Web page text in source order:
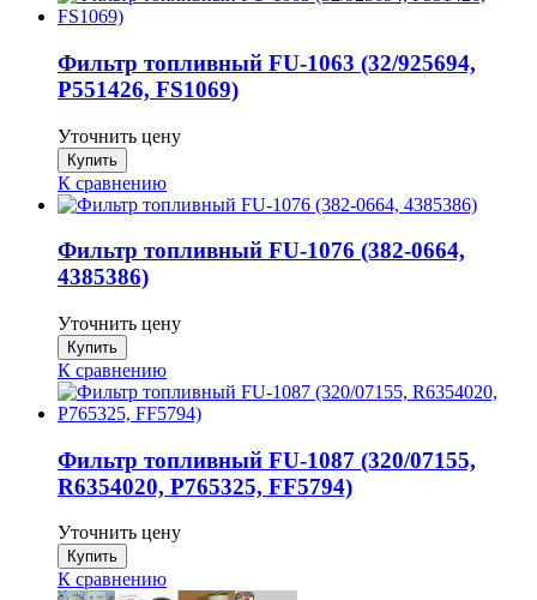
Фильтр топливный FU-1063 (32/925694,
P551426, FS1069)
Уточнить цену
К сравнению
Фильтр топливный FU-1076 (382-0664,
4385386)
Уточнить цену
К сравнению
Фильтр топливный FU-1087 (320/07155,
R6354020, P765325, FF5794)
Уточнить цену
К сравнению